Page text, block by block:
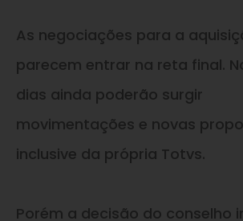
As negociações para a
parecem entrar na reta final.
dias ainda poderão surgir
movimentações e novas
inclusive da própria Totvs.
Porém a decisão do conselho